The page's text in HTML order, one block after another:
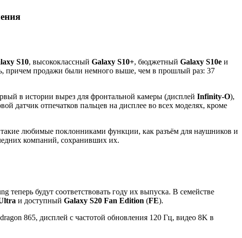
S10, высококлассный Galaxy S10+, бюджетный Galaxy S10e и
причем продажи были немного выше, чем в прошлый раз: 37
в истории вырез для фронтальной камеры (дисплей Infinity-O),
датчик отпечатков пальцев на дисплее во всех моделях, кроме
любимые поклонниками функции, как разъём для наушников и
компаний, сохранивших их.
теперь будут соответствовать году их выпуска. В семействе
и доступный Galaxy S20 Fan Edition (FE).
865, дисплей с частотой обновления 120 Гц, видео 8K в